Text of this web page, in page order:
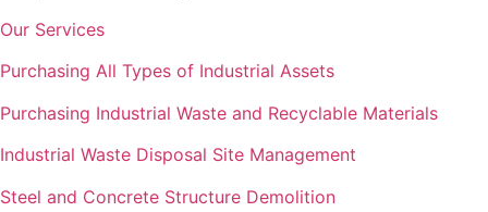
Our Services
Purchasing All Types of Industrial Assets
Purchasing Industrial Waste and Recyclable Materials
Industrial Waste Disposal Site Management
Steel and Concrete Structure Demolition